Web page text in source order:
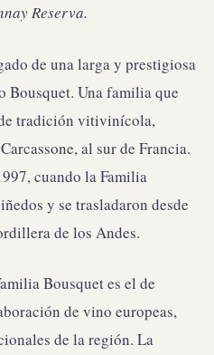
Reserva.
de una larga y prestigiosa
Una familia que
tradición vitivinícola,
al sur de Francia.
cuando la Familia
y se trasladaron desde
de los Andes.
Bousquet es el de
de vino europeas,
de la región. La